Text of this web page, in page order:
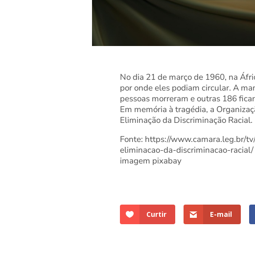
No dia 21 de março de 1960, na
por onde eles podiam circular. A
pessoas morreram e outras 186
Em memória à tragédia, a
Eliminação da Discriminação Racial.
Fonte: https://www.camara.leg.br/
eliminacao-da-discriminacao-racial/
imagem pixabay
Curtir E-mail